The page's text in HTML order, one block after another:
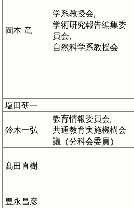
岡本 竜
学系教授会,
学術研究報告編集委
員会,
自然科学系教授会
塩田研一
鈴木一弘
教育情報委員会,
共通教育実施機構会
議（分科会委員）
髙田直樹
豊永昌彦